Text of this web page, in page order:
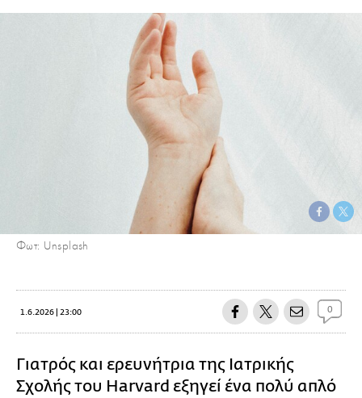
Φωτ: Unsplash
1.6.2026 | 23:00 0
Γιατρός και ερευνήτρια της Ιατρικής
Σχολής του Harvard εξηγεί ένα πολύ απλό